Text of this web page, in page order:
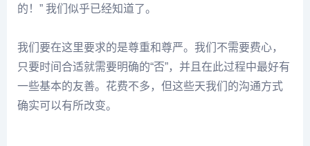
的！” 我们似乎已经知道了。
我们要在这里要求的是尊重和尊严。我们不需要费心，
只要时间合适就需要明确的“否”，并且在此过程中最好有
一些基本的友善。花费不多，但这些天我们的沟通方式
确实可以有所改变。